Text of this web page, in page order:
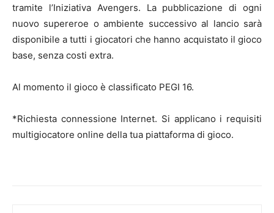
tramite l’Iniziativa Avengers. La pubblicazione di ogni
nuovo supereroe o ambiente successivo al lancio sarà
disponibile a tutti i giocatori che hanno acquistato il gioco
base, senza costi extra.
Al momento il gioco è classificato PEGI 16.
*Richiesta connessione Internet. Si applicano i requisiti
multigiocatore online della tua piattaforma di gioco.